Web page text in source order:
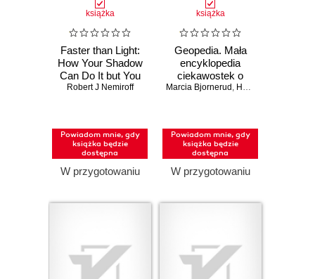
książka
Faster than Light:
How Your Shadow
Can Do It but You
Can't
Robert J Nemiroff
Powiadom mnie, gdy
książka będzie
dostępna
W przygotowaniu
książka
Geopedia. Mała
encyklopedia
ciekawostek o
Ziemi
Marcia Bjornerud , Haley Hagerman
Powiadom mnie, gdy
książka będzie
dostępna
W przygotowaniu